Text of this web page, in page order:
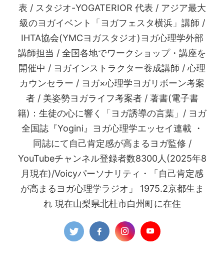
表 / スタジオ-YOGATERIOR 代表 / アジア最大
級のヨガイベント「ヨガフェスタ横浜」講師 /
IHTA協会(YMCヨガスタジオ)ヨガ心理学外部
講師担当 / 全国各地でワークショップ・講座を
開催中 / ヨガインストラクター養成講師 / 心理
カウンセラー / ヨガ×心理学ヨガリボーン考案
者 / 美姿勢ヨガライフ考案者 / 著書(電子書
籍)：生徒の心に響く「ヨガ誘導の言葉」/ ヨガ
全国誌『Yogini』ヨガ心理学エッセイ連載 ・
同誌にて自己肯定感が高まるヨガ監修 /
YouTubeチャンネル登録者数8300人(2025年8
月現在)/Voicyパーソナリティ・「自己肯定感
が高まるヨガ心理学ラジオ」 1975.2京都生ま
れ 現在山梨県北杜市白州町に在住